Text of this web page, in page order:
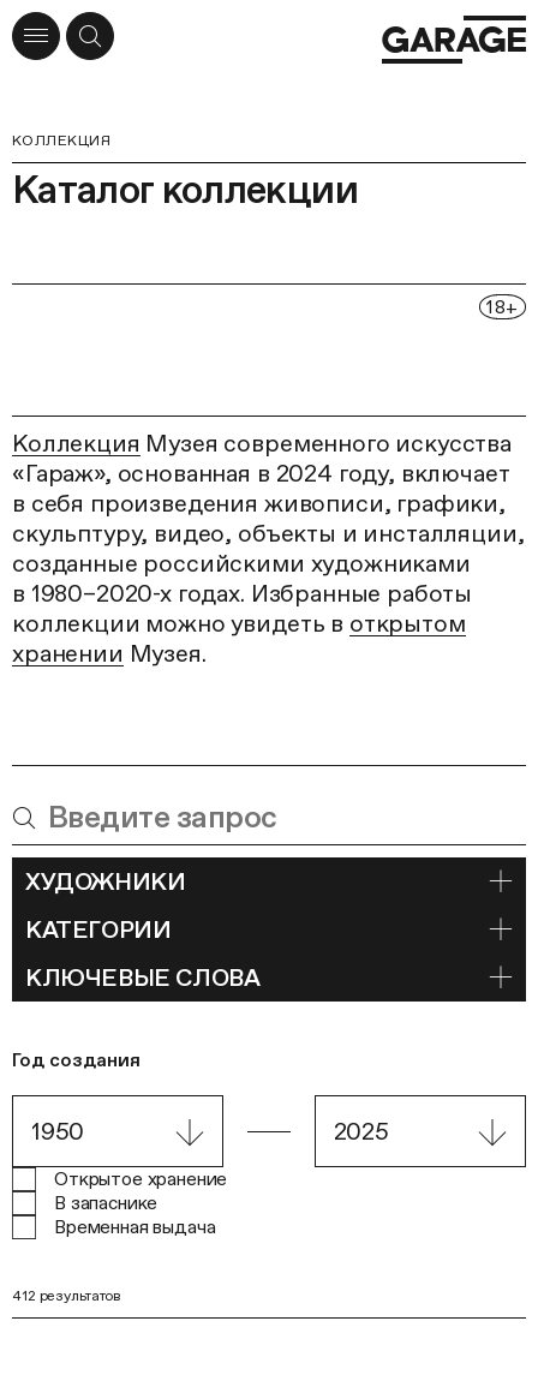
КОЛЛЕКЦИЯ
Каталог коллекции
18+
Коллекция Музея современного искусства
«Гараж», основанная в 2024 году, включает
в себя произведения живописи, графики,
скульптуру, видео, объекты и инсталляции,
созданные российскими художниками
в 1980–2020-х годах. Избранные работы
коллекции можно увидеть в открытом
хранении Музея.
ХУДОЖНИКИ
КАТЕГОРИИ
КЛЮЧЕВЫЕ СЛОВА
Открытое хранение
В запаснике
Временная выдача
Год создания
412 результатов